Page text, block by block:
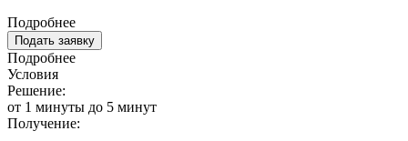
Подробнее
Подать заявку
Подробнее
Условия
Решение:
от 1 минуты до 5 минут
Получение: